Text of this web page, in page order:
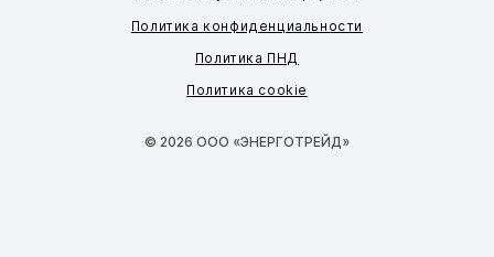
Политика конфиденциальности
Политика ПНД
Политика cookie
© 2026 ООО «ЭНЕРГОТРЕЙД»